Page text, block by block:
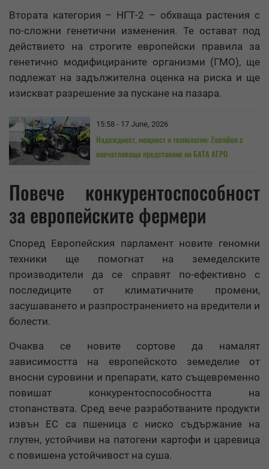
Втората категория – НГТ-2 – обхваща растения с
по-сложни генетични изменения. Те остават под
действието на строгите европейски правила за
генетично модифицираните организми (ГМО), ще
подлежат на задължителна оценка на риска и ще
изискват разрешение за пускане на пазара.
15:58 - 17 June, 2026
Надеждност, мощност и технологии: Zoomlion с
впечатляващо представяне на БАТА АГРО
Повече конкурентоспособност
за европейските фермери
Според Европейския парламент новите геномни
техники ще помогнат на земеделските
производители да се справят по-ефективно с
последиците от климатичните промени,
засушаването и разпространението на вредители и
болести.
Очаква се новите сортове да намалят
зависимостта на европейското земеделие от
вносни суровини и препарати, като същевременно
повишат конкурентоспособността на
стопанствата. Сред вече разработваните продукти
извън ЕС са пшеница с ниско съдържание на
глутен, устойчиви на патогени картофи и царевица
с повишена устойчивост на суша.